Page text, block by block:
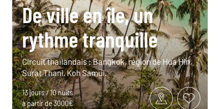
De ville en île, un
rythme tranquille
Circuit thaïlandais : Bangkok, région de Hua Hin,
Surat Thani, Koh Samui.
13 jours / 10 nuits
à partir de 3000€